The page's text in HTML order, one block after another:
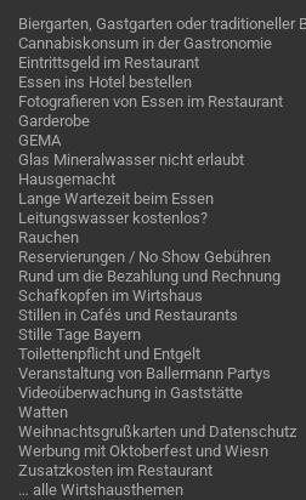
Biergarten, Gastgarten oder traditioneller
Cannabiskonsum in der Gastronomie
Eintrittsgeld im Restaurant
Essen ins Hotel bestellen
Fotografieren von Essen im Restaurant
Garderobe
GEMA
Glas Mineralwasser nicht erlaubt
Hausgemacht
Lange Wartezeit beim Essen
Leitungswasser kostenlos?
Rauchen
Reservierungen / No Show Gebühren
Rund um die Bezahlung und Rechnung
Schafkopfen im Wirtshaus
Stillen in Cafés und Restaurants
Stille Tage Bayern
Toilettenpflicht und Entgelt
Veranstaltung von Ballermann Partys
Videoüberwachung in Gaststätte
Watten
Weihnachtsgrußkarten und Datenschutz
Werbung mit Oktoberfest und Wiesn
Zusatzkosten im Restaurant
… alle Wirtshausthemen